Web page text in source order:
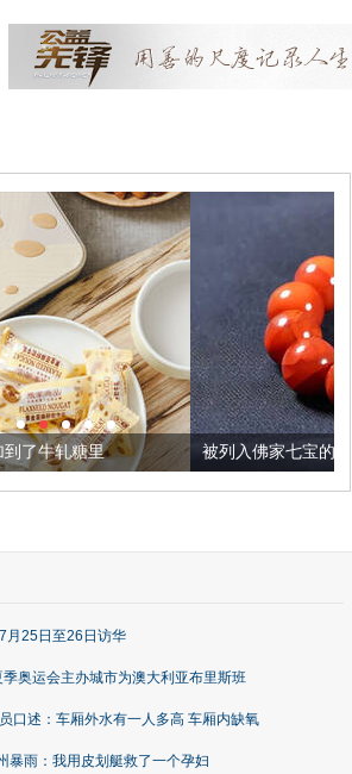
被列入佛家七宝的它到底有多美？
月25日至26日访华
奥运会主办城市为澳大利亚布里斯班
口述：车厢外水有一人多高 车厢内缺氧
暴雨：我用皮划艇救了一个孕妇